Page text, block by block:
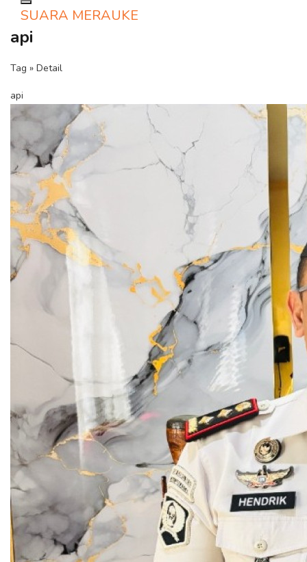
Toggle navigation
SUARA MERAUKE
api
Tag » Detail
api